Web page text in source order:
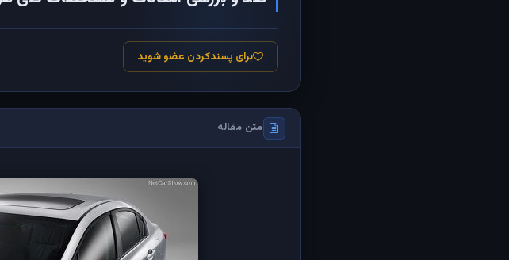
برای پسندکردن عضو شوید
متن مقاله